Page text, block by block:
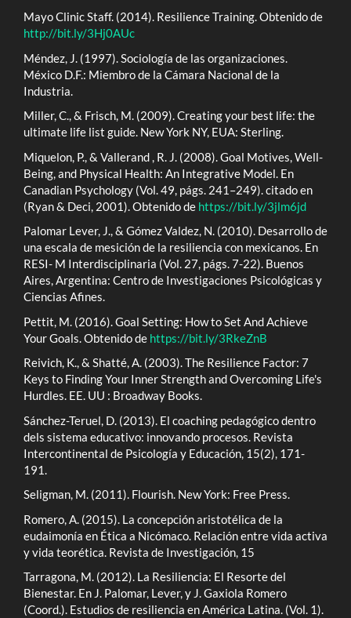
Mayo Clinic Staff. (2014). Resilience Training. Obtenido de
http://bit.ly/3Hj0AUc
Méndez, J. (1997). Sociología de las organizaciones.
México D.F.: Miembro de la Cámara Nacional de la
Industria.
Miller, C., & Frisch, M. (2009). Creating your best life: the
ultimate life list guide. New York NY, EUA: Sterling.
Miquelon, P., & Vallerand , R. J. (2008). Goal Motives, Well-
Being, and Physical Health: An Integrative Model. En
Canadian Psychology (Vol. 49, págs. 241–249). citado en
(Ryan & Deci, 2001). Obtenido de https://bit.ly/3jlm6jd
Palomar Lever, J., & Gómez Valdez, N. (2010). Desarrollo de
una escala de mesición de la resiliencia con mexicanos. En
RESI- M Interdisciplinaria (Vol. 27, págs. 7-22). Buenos
Aires, Argentina: Centro de Investigaciones Psicológicas y
Ciencias Afines.
Pettit, M. (2016). Goal Setting: How to Set And Achieve
Your Goals. Obtenido de https://bit.ly/3RkeZnB
Reivich, K., & Shatté, A. (2003). The Resilience Factor: 7
Keys to Finding Your Inner Strength and Overcoming Life's
Hurdles. EE. UU : Broadway Books.
Sánchez-Teruel, D. (2013). El coaching pedagógico dentro
dels sistema educativo: innovando procesos. Revista
Intercontinental de Psicología y Educación, 15(2), 171-
191.
Seligman, M. (2011). Flourish. New York: Free Press.
Romero, A. (2015). La concepción aristotélica de la
eudaimonía en Ética a Nicómaco. Relación entre vida activa
y vida teorética. Revista de Investigación, 15
Tarragona, M. (2012). La Resiliencia: El Resorte del
Bienestar. En J. Palomar, Lever, y J. Gaxiola Romero
(Coord.). Estudios de resiliencia en América Latina. (Vol. 1).